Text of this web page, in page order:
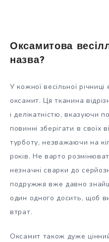
Оксамитова
назва?
У кожної весільної
оксамит. Ця тканина
і делікатністю, вказуючи
повинні зберігати в своїх
турботу, незважаючи на
років. Не варто
незначні сварки до
подружжя вже давно
один одного досить, щоб
втрат.
Оксамит також дуже